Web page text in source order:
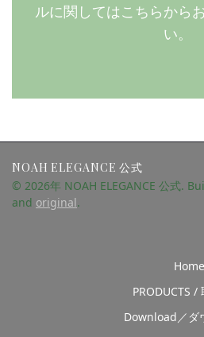
ルに関してはこちらから
い。
NOAH ELEGANCE 公式
© 2026年 NOAH ELEGANCE 公式.
and original.
Home
PRODUCTS /
Download／ダ